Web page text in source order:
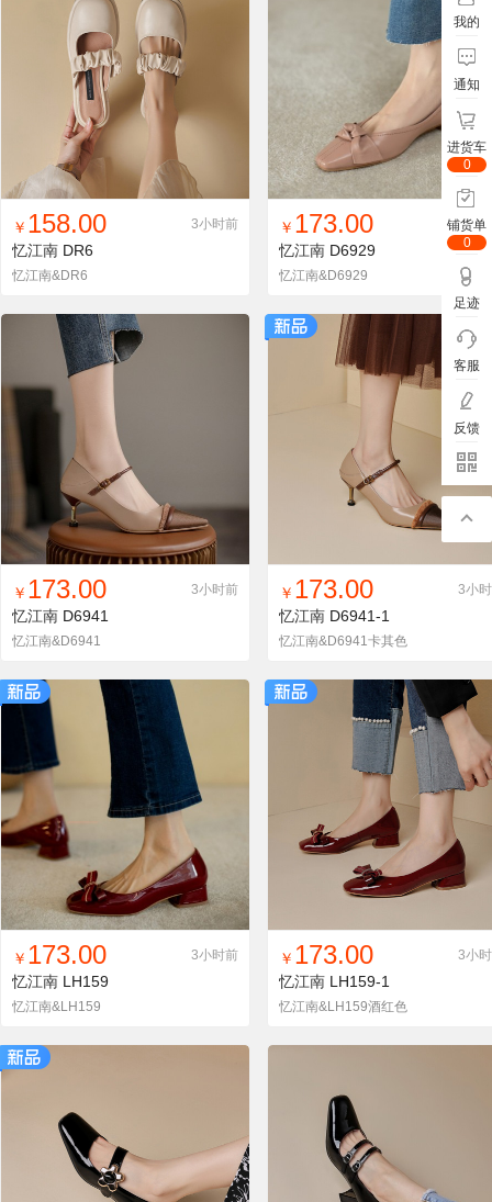
找同款 加入铺货单 收藏
￥ 158.00 3小时前
忆江南 DR6
忆江南&DR6
找同款 加入铺货单 收藏
￥ 173.00 3小
忆江南 D6929
忆江南&D6929
找同款 加入铺货单 收藏
￥ 173.00 3小时前
忆江南 D6941
忆江南&D6941
找同款 加入铺货单 收藏
￥ 173.00 3小
忆江南 D6941-1
忆江南&D6941卡其色
找同款 加入铺货单 收藏
￥ 173.00 3小时前
忆江南 LH159
忆江南&LH159
找同款 加入铺货单 收藏
￥ 173.00 3小
忆江南 LH159-1
忆江南&LH159酒红色
我的
通知
进货车
0
铺货单
0
足迹
客服
反馈